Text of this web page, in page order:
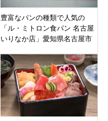
豊富なパンの種類で人気の
「ル・ミトロン食パン 名古屋
いりなか店」愛知県名古屋市
オープン